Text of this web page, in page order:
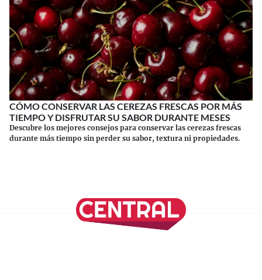
CÓMO CONSERVAR LAS CEREZAS FRESCAS POR MÁS
TIEMPO Y DISFRUTAR SU SABOR DURANTE MESES
Descubre los mejores consejos para conservar las cerezas frescas
durante más tiempo sin perder su sabor, textura ni propiedades.